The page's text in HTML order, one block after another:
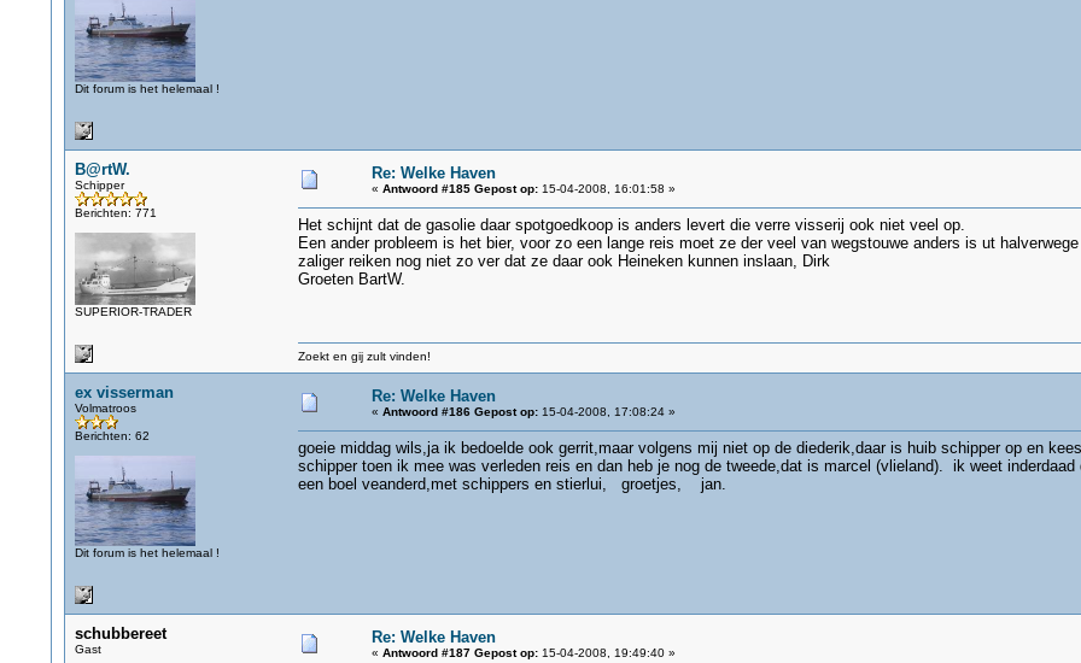
Dit forum is het helemaal !
B@rtW.
Schipper
Berichten: 771
SUPERIOR-TRADER
Re: Welke Haven
« Antwoord #185 Gepost op:15-04-2008, 16:01:58 »
Het schijnt dat de gasolie daar spotgoedkoop is anders levert die verre visserij ook niet veel op.
Een ander probleem is het bier, voor zo een lange reis moet ze der veel van wegstouwe anders is ut
zaliger reiken nog niet zo ver dat ze daar ook Heineken kunnen inslaan, Dirk
Groeten BartW.
Zoekt en gij zult vinden!
ex visserman
Volmatroos
Berichten: 62
Dit forum is het helemaal !
Re: Welke Haven
« Antwoord #186 Gepost op:15-04-2008, 17:08:24 »
goeie middag wils,ja ik bedoelde ook gerrit,maar volgens mij niet op de diederik,daar is huib schipper op en
schipper toen ik mee was verleden reis en dan heb je nog de tweede,dat is marcel (vlieland). ik weet
een boel veanderd,met schippers en stierlui, groetjes, jan.
schubbereet
Gast
Re: Welke Haven
« Antwoord #187 Gepost op:15-04-2008, 19:49:40 »